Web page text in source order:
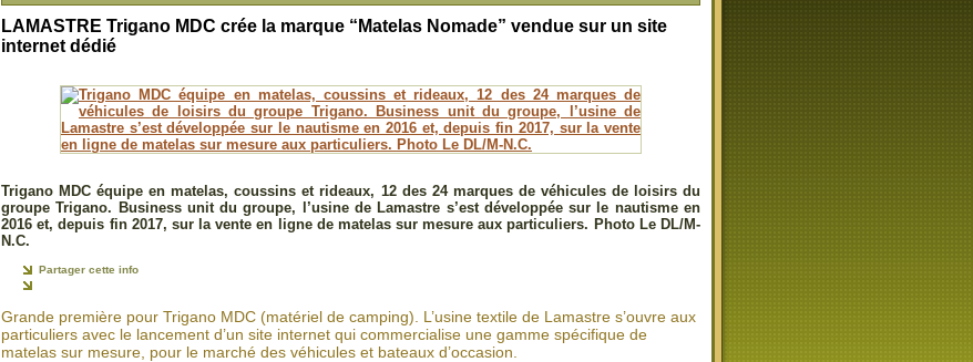
LAMASTRE Trigano MDC crée la marque “Matelas Nomade” vendue sur un site
internet dédié
Trigano MDC équipe en matelas, coussins et rideaux, 12 des 24 marques de véhicules de loisirs du
groupe Trigano. Business unit du groupe, l’usine de Lamastre s’est développée sur le nautisme en
2016 et, depuis fin 2017, sur la vente en ligne de matelas sur mesure aux particuliers. Photo Le DL/M-
N.C.
Partager cette info
Grande première pour Trigano MDC (matériel de camping). L’usine textile de Lamastre s’ouvre aux
particuliers avec le lancement d’un site internet qui commercialise une gamme spécifique de
matelas sur mesure, pour le marché des véhicules et bateaux d’occasion.